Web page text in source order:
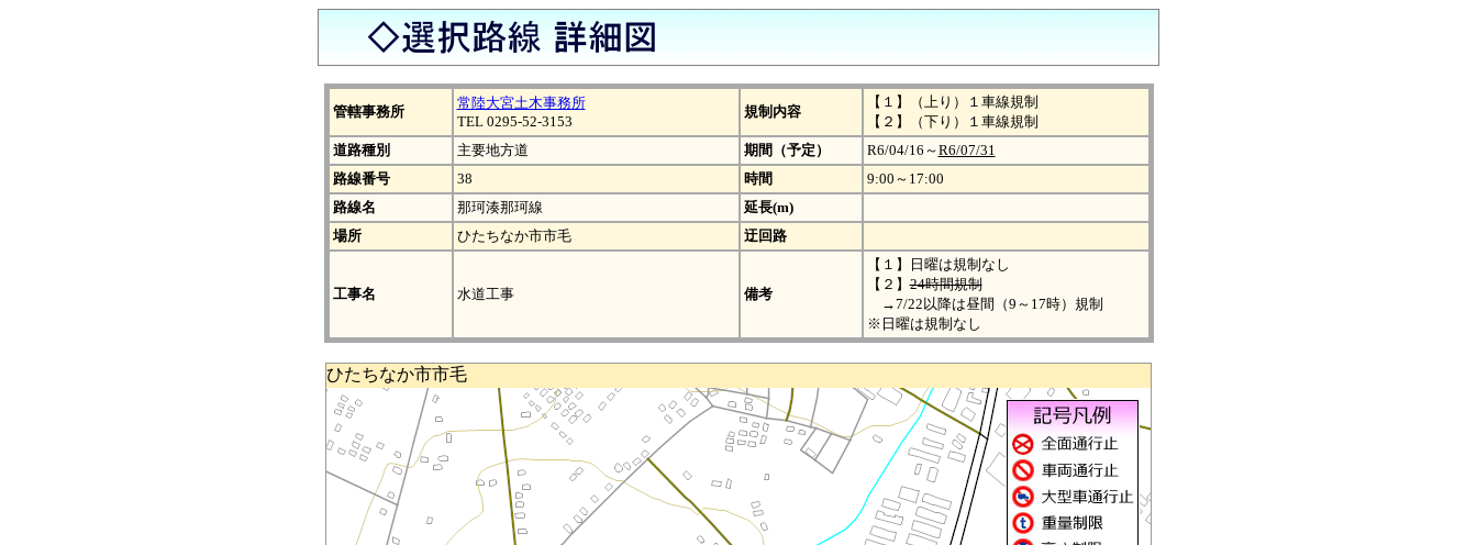
管轄事務所
常陸大宮土木事務所
TEL 0295-52-3153
規制内容
【１】（上り）１車線規制
【２】（下り）１車線規制
道路種別
主要地方道 期間（予定） R6/04/16～R6/07/31
路線番号
38 時間
9:00～17:00
路線名
那珂湊那珂線
延長(m)
場所
ひたちなか市市毛 迂回路
工事名 水道工事 備考
【１】日曜は規制なし
【２】24時間規制
→7/22以降は昼間（9～17時）規制
※日曜は規制なし
ひたちなか市市毛